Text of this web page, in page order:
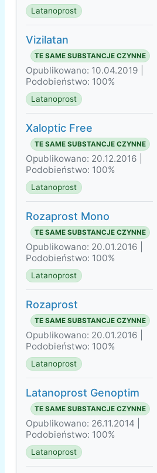
Latanoprost
Vizilatan
TE SAME SUBSTANCJE CZYNNE
Opublikowano: 10.04.2019 |
Podobieństwo: 100%
Latanoprost
Xaloptic Free
TE SAME SUBSTANCJE CZYNNE
Opublikowano: 20.12.2016 |
Podobieństwo: 100%
Latanoprost
Rozaprost Mono
TE SAME SUBSTANCJE CZYNNE
Opublikowano: 20.01.2016 |
Podobieństwo: 100%
Latanoprost
Rozaprost
TE SAME SUBSTANCJE CZYNNE
Opublikowano: 20.01.2016 |
Podobieństwo: 100%
Latanoprost
Latanoprost Genoptim
TE SAME SUBSTANCJE CZYNNE
Opublikowano: 26.11.2014 |
Podobieństwo: 100%
Latanoprost